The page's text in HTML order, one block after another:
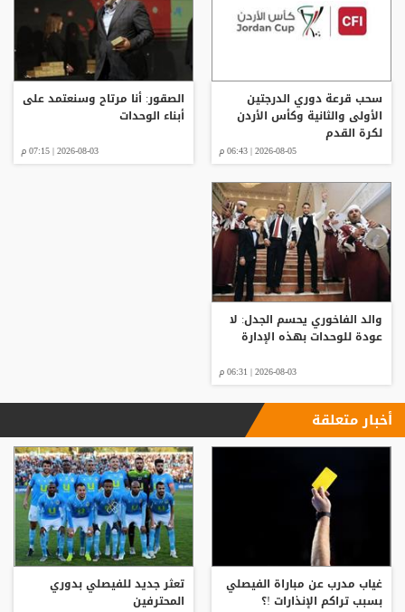
سحب قرعة دوري الدرجتين
الأولى والثانية وكأس الأردن
لكرة القدم
2026-08-05 | 06:43 م
الصقور: أنا مرتاح وسنعتمد على
أبناء الوحدات
2026-08-03 | 07:15 م
والد الفاخوري يحسم الجدل: لا
عودة للوحدات بهذه الإدارة
2026-08-03 | 06:31 م
أخبار متعلقة
غياب مدرب عن مباراة الفيصلي
بسبب تراكم الإنذارات !؟
تعثر جديد للفيصلي بدوري
المحترفين